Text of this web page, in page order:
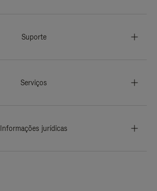
Suporte
Serviços
Informações jurídicas